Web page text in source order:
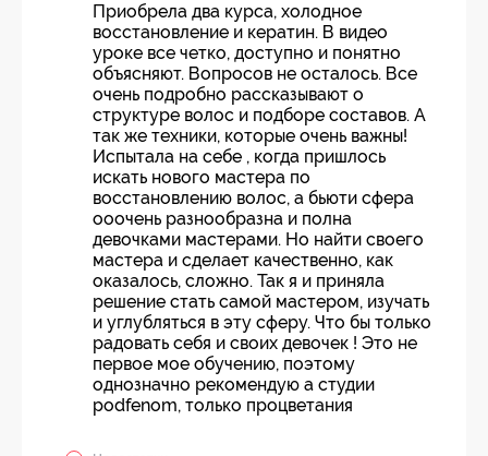
Приобрела два курса, холодное
восстановление и кератин. В видео
уроке все четко, доступно и понятно
объясняют. Вопросов не осталось. Все
очень подробно рассказывают о
структуре волос и подборе составов. А
так же техники, которые очень важны!
Испытала на себе , когда пришлось
искать нового мастера по
восстановлению волос, а бьюти сфера
ооочень разнообразна и полна
девочками мастерами. Но найти своего
мастера и сделает качественно, как
оказалось, сложно. Так я и приняла
решение стать самой мастером, изучать
и углубляться в эту сферу. Что бы только
радовать себя и своих девочек ! Это не
первое мое обучению, поэтому
однозначно рекомендую а студии
podfenom, только процветания